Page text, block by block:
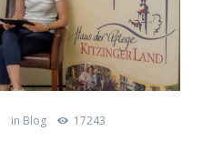
in Blog 17243